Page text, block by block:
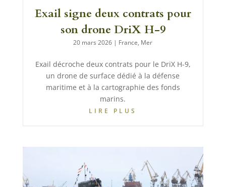
Exail signe deux contrats pour
son drone DriX H-9
20 mars 2026 | France, Mer
Exail décroche deux contrats pour le DriX H-9,
un drone de surface dédié à la défense
maritime et à la cartographie des fonds
marins.
LIRE PLUS